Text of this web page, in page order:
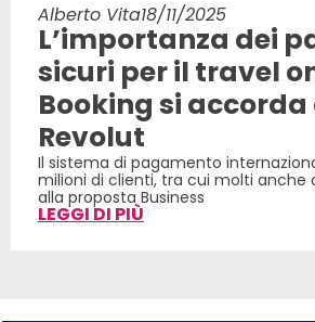
Alberto Vita18/11/2025
L’importanza dei
sicuri per il travel
Booking si accorda
Revolut
Il sistema di pagamento
milioni di clienti, tra cui molti anche
alla proposta Business
LEGGI DI PIÙ